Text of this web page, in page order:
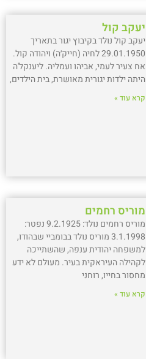
יעקב קול
יעקב קול נולד בקיבוץ יגור בתאריך
29.01.1950 לחיה (חייק׳ה) ויהודה קול.
אח צעיר לעמי, אביהו ועמליה. ליענקל'ה
היתה ילדות יגורית מאושרת, בית הילדים,
קרא עוד »
מוריס רחמים
מוריס רחמים נולד: 9.2.1925 נפטר:
3.1.1998 מוריס נולד בבומביי שבהודו,
למשפחה יהודית ענפה, שהשתייכה
לקהילה העיראקית בעיר. מעולם לא ידע
מחסור בחייו, רוחני
קרא עוד »